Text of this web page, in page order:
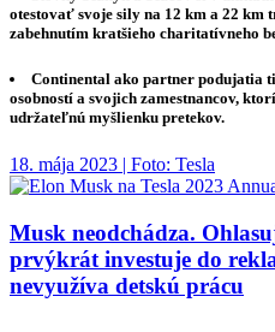
otestovať svoje sily na 12 km a 22
zabehnutím kratšieho charitatívneho
Continental ako partner podujatia
osobností a svojich zamestnancov,
udržateľnú myšlienku pretekov.
18. mája 2023 | Foto: Tesla
Musk neodchádza.
prvýkrát investuje do
nevyužíva detskú prácu